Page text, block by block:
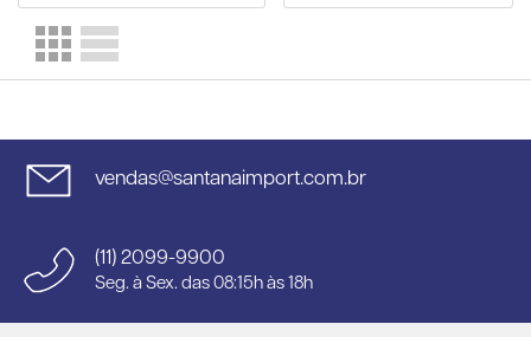
vendas@santanaimport.com.br
(11) 2099-9900
Seg. à Sex. das 08:15h às 18h